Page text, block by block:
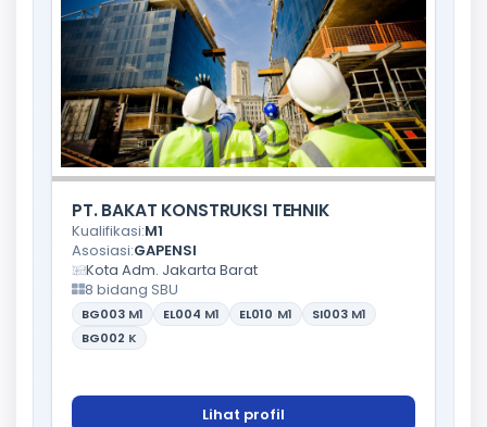
PT. BAKAT KONSTRUKSI TEHNIK
Kualifikasi:M1
Asosiasi:GAPENSI
Kota Adm. Jakarta Barat
8 bidang SBU
BG003 M1 EL004 M1 EL010 M1 SI003 M1
BG002 K
Lihat profil